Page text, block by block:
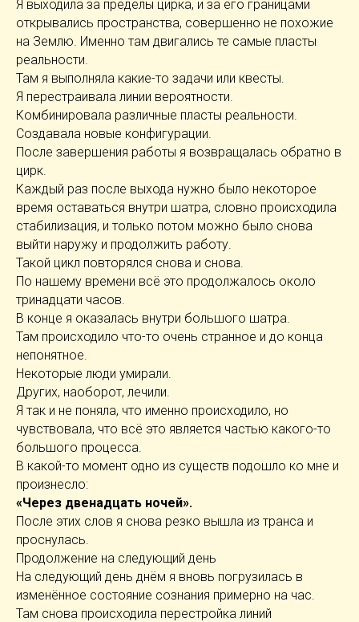
Я выходила за пределы цирка, и за его границами
открывались пространства, совершенно не похожие
на Землю. Именно там двигались те самые пласты
реальности.
Там я выполняла какие-то задачи или квесты.
Я перестраивала линии вероятности.
Комбинировала различные пласты реальности.
Создавала новые конфигурации.
После завершения работы я возвращалась обратно в
цирк.
Каждый раз после выхода нужно было некоторое
время оставаться внутри шатра, словно происходила
стабилизация, и только потом можно было снова
выйти наружу и продолжить работу.
Такой цикл повторялся снова и снова.
По нашему времени всё это продолжалось около
тринадцати часов.
В конце я оказалась внутри большого шатра.
Там происходило что-то очень странное и до конца
непонятное.
Некоторые люди умирали.
Других, наоборот, лечили.
Я так и не поняла, что именно происходило, но
чувствовала, что всё это является частью какого-то
большого процесса.
В какой-то момент одно из существ подошло ко мне и
произнесло:
«Через двенадцать ночей».
После этих слов я снова резко вышла из транса и
проснулась.
Продолжение на следующий день
На следующий день днём я вновь погрузилась в
изменённое состояние сознания примерно на час.
Там снова происходила перестройка линий